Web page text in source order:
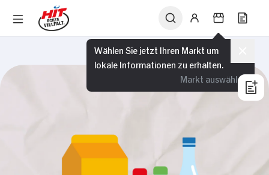
Wählen Sie jetzt Ihren Markt um
lokale Informationen zu erhalten.
Markt auswählen